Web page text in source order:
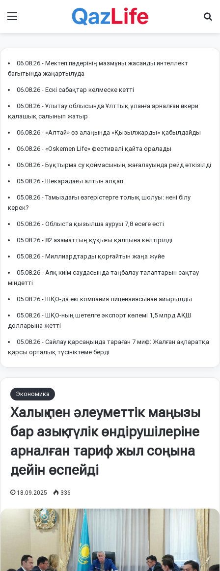
Экономика
Халық пен әлеуметтік маңызы
бар азық-түлік өндірушілеріне
арналған тариф жыл соңына
дейін өспейді
18.09.2025 336
06.08.26 - Мектеп пәндерінің мазмұны жасанды интеллект
бағытында жаңартылуда
06.08.26 - Ескі сабақтар келмеске кетті
06.08.26 -Ұлытау облысында Ұлттық ұланға арналған әскери
қалашық салынып жатыр
06.08.26 - «Алтай» өз алаңында «Қызылжарды» қабылдайды
06.08.26 - «Oskemen Life» фестивалі қайта оралады
06.08.26 - Бұқтырма су қоймасының жағалауында рейд өткізілді
05.08.26 - Шекарадағы алтын алқап
05.08.26 -Тамыздағы өзгерістерге толық шолуы: нені білу
керек?
05.08.26 - Облыста қызылша ауруы 7,8 есеге өсті
05.08.26 - 82 азаматтың құқығы қалпына келтірілді
05.08.26 - Миллиардтарды қорғайтын жаңа жүйе
05.08.26 - Аяқ киім саудасында таңбалау талаптарын сақтау
міндетті
05.08.26 - ШҚО-да екі компания лицензиясынан айырылды
05.08.26 - ШҚО-ның шетелге экспорт көлемі 1,5 млрд АҚШ
долларына жетті
05.08.26 - Сайлау қарсаңында тараған 7 миф: Жалған ақпаратқа
қарсы орталық түсініктеме берді